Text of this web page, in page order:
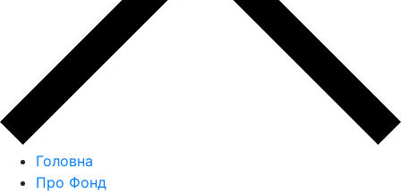
Головна
Про Фонд